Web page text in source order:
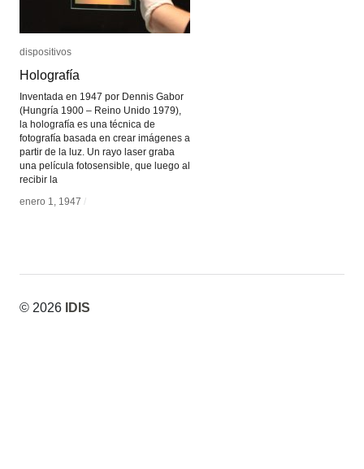
dispositivos
Holografía
Inventada en 1947 por Dennis Gabor
(Hungría 1900 – Reino Unido 1979),
la holografía es una técnica de
fotografía basada en crear imágenes a
partir de la luz. Un rayo laser graba
una película fotosensible, que luego al
recibir la
enero 1, 1947 /
dispositivos
Holografía
enero 1, 1947 /
© 2026 IDIS